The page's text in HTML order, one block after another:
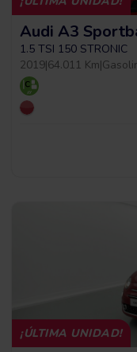
Audi A3
1.5 TSI 150 STRONIC
2019|64.011 Km|
¡ÚLTIMA UNIDAD!